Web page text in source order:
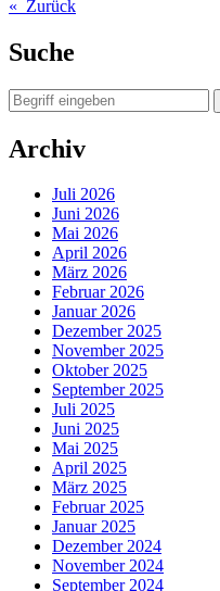
« Zurück
Suche
Archiv
Juli 2026
Juni 2026
Mai 2026
April 2026
März 2026
Februar 2026
Januar 2026
Dezember 2025
November 2025
Oktober 2025
September 2025
Juli 2025
Juni 2025
Mai 2025
April 2025
März 2025
Februar 2025
Januar 2025
Dezember 2024
November 2024
September 2024